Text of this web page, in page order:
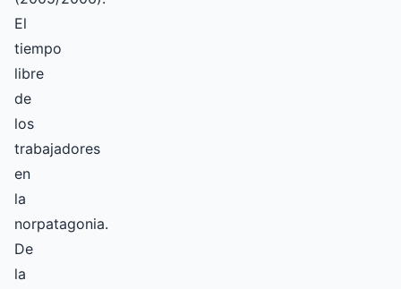
El
tiempo
libre
de
los
trabajadores
en
la
norpatagonia.
De
la